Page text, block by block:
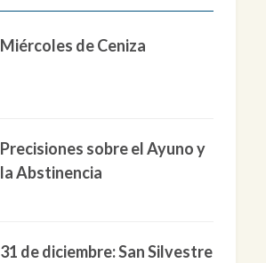
Miércoles de Ceniza
Precisiones sobre el Ayuno y
la Abstinencia
31 de diciembre: San Silvestre